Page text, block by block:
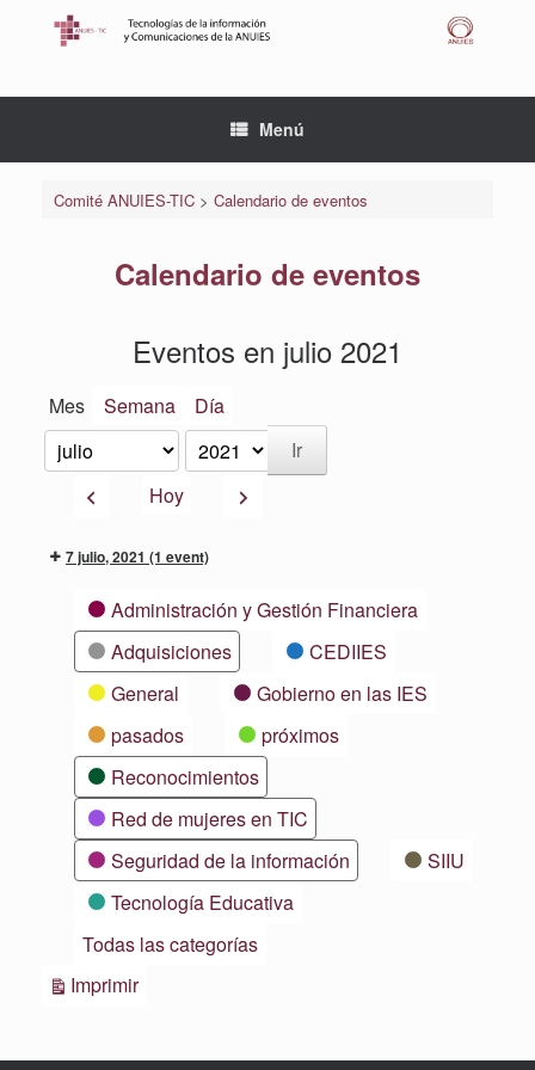
Menú
Comité ANUIES-TIC> Calendario de eventos
Calendario de eventos
Eventos en julio 2021
Mes Semana Día
Mes
Año
AnteriorHoy Siguiente
7 julio, 2021 (1 event)
CategoríasAdministración y Gestión Financiera
Adquisiciones
CEDIIES
General
Gobierno en las IES
pasados
próximos
Reconocimientos
Red de mujeres en TIC
Seguridad de la información
SIIU
Tecnología Educativa
Todas las categorías
ImprimirVistas